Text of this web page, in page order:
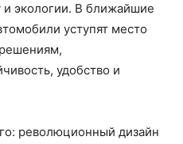
и экологии. В ближайшие
уступят место
удобство и
революционный дизайн